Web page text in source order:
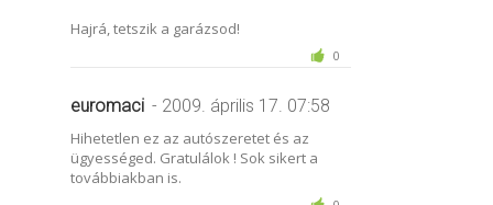
Hajrá, tetszik a garázsod!
0
euromaci - 2009. április 17. 07:58
Hihetetlen ez az autószeretet és az
ügyességed. Gratulálok ! Sok sikert a
továbbiakban is.